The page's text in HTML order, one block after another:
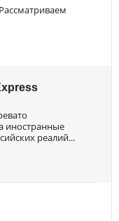
иностранные
реалий...